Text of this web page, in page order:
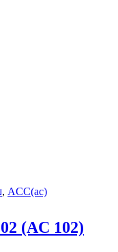
, ACC(ac)
(AC 102)